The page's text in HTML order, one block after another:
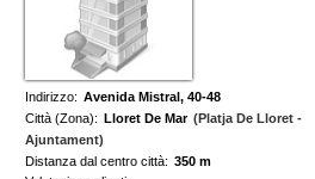
Indirizzo: Avenida Mistral, 40-48
Città (Zona): Lloret De Mar (Platja De Lloret -
Ajuntament)
Distanza dal centro città: 350 m